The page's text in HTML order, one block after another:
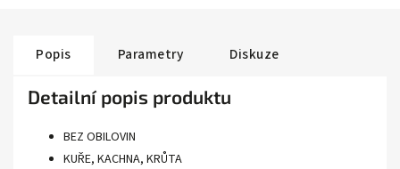
Popis Parametry Diskuze
Detailní popis produktu
BEZ OBILOVIN
KUŘE, KACHNA, KRŮTA